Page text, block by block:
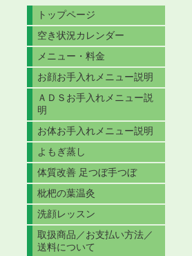
トップページ
空き状況カレンダー
メニュー・料金
お顔お手入れメニュー説明
ＡＤＳお手入れメニュー説
明
お体お手入れメニュー説明
よもぎ蒸し
体質改善 足つぼ手つぼ
枇杷の葉温灸
洗顔レッスン
取扱商品／お支払い方法／
送料について